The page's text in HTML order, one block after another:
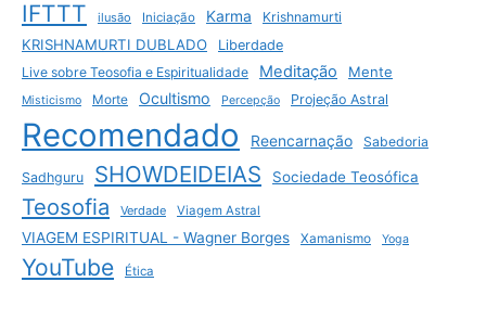
IFTTT ilusão Iniciação Karma Krishnamurti
KRISHNAMURTI DUBLADO
Liberdade
Live sobre Teosofia e Espiritualidade
Meditação Mente
Misticismo Morte Ocultismo Percepção Projeção Astral
Recomendado Reencarnação Sabedoria
Sadhguru SHOWDEIDEIAS Sociedade Teosófica
Teosofia Verdade Viagem Astral
VIAGEM ESPIRITUAL - Wagner Borges Xamanismo Yoga
YouTube Ética